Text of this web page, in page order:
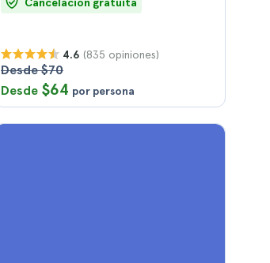
4.6 (835 opiniones)
Desde $70
Desde $64 por persona